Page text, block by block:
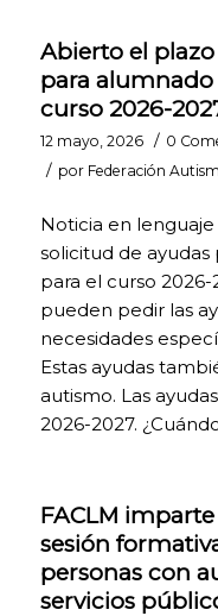
Abierto el
para
curso 2026-
12 mayo, 2026 / 0
/ por Federación
Noticia en
solicitud de
para el curso 2026-
pueden pedir las
necesidades
Estas ayudas
autismo. Las
2026-2027.
FACLM
sesión
personas con
servicios
estando
desactivadas por
defecto.
COOKIES DE
Para mejorar la
funcionalidad y
personalización de
nuestra página web
en base a tus
preferencias.
Puedes activarlas o
desactivarlas.
(Pincha para
funcionalidad nos
permiten recordar tus
personalizar a tu
medida determinadas